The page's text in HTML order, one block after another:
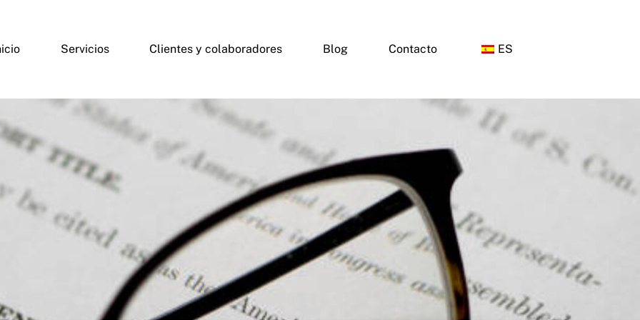
Servicios Clientes y colaboradores Blog Contacto ES